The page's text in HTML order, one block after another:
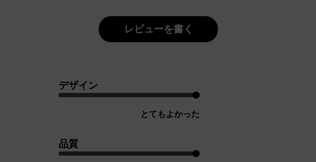
レビューを書く
デザイン
とてもよかった
品質